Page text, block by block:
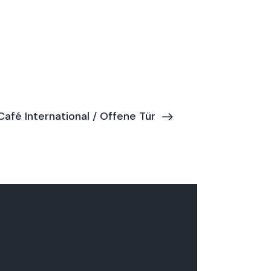
International / Offene Tür